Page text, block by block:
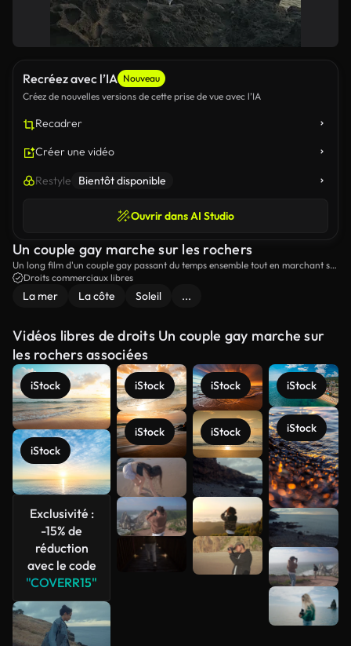
Recréez avec l’IA Nouveau
Créez de nouvelles versions de cette prise de vue avec l’IA
Recadrer
Créer une vidéo
Restyle Bientôt disponible
Ouvrir dans AI Studio
Un couple gay marche sur les rochers
Un long film d'un couple gay passant du temps ensemble tout en marchant sur
les rochers sur la plage.
Droits commerciaux libres
La mer La côte Soleil ...
Vidéos libres de droits Un couple gay marche sur
les rochers associées
iStock
iStock
Exclusivité :
-15% de
réduction
avec le code
"COVERR15"
iStock
iStock
iStock
iStock
iStock
iStock
Voir plus